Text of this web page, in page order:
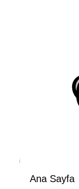
Ana Sayfa